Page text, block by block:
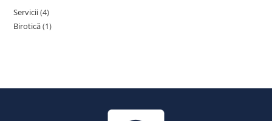
Servicii 4
Birotică 1